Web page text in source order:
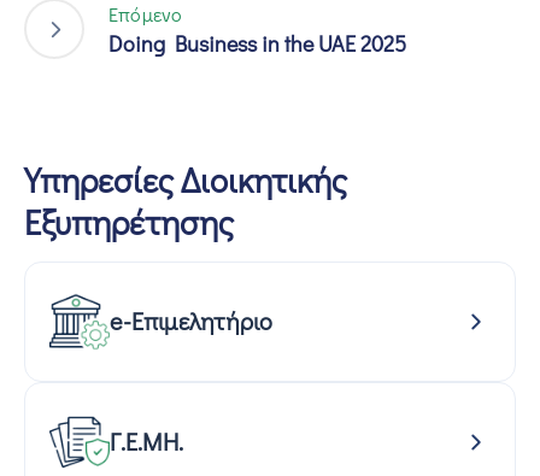
Επόμενο
Doing Business in the UAE 2025
Υπηρεσίες Διοικητικής
Εξυπηρέτησης
e-Επιμελητήριο
Γ.Ε.ΜΗ.